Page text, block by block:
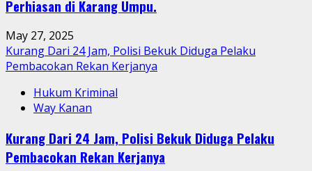
Perhiasan di Karang Umpu.
May 27, 2025
Kurang Dari 24 Jam, Polisi Bekuk Diduga Pelaku
Pembacokan Rekan Kerjanya
Hukum Kriminal
Way Kanan
Kurang Dari 24 Jam, Polisi Bekuk Diduga Pelaku
Pembacokan Rekan Kerjanya